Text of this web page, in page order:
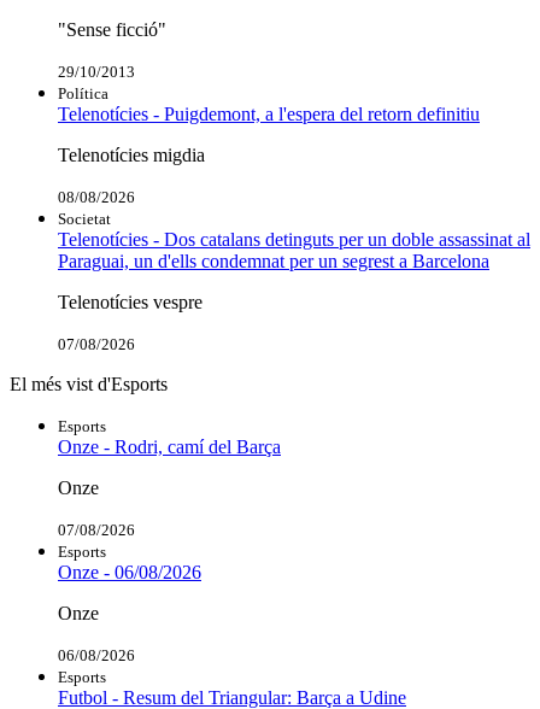
"Sense ficció"
29/10/2013
Política
Telenotícies - Puigdemont, a l'espera del retorn definitiu
Telenotícies migdia
08/08/2026
Societat
Telenotícies - Dos catalans detinguts per un doble assassinat al
Paraguai, un d'ells condemnat per un segrest a Barcelona
Telenotícies vespre
07/08/2026
El més vist d'Esports
Esports
Onze - Rodri, camí del Barça
Onze
07/08/2026
Esports
Onze - 06/08/2026
Onze
06/08/2026
Esports
Futbol - Resum del Triangular: Barça a Udine